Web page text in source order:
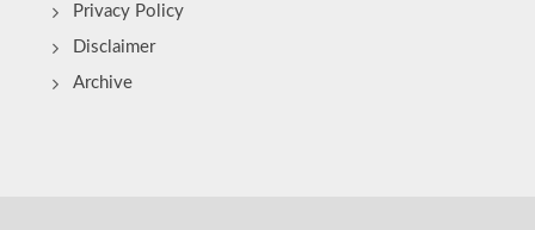
Privacy Policy
Disclaimer
Archive